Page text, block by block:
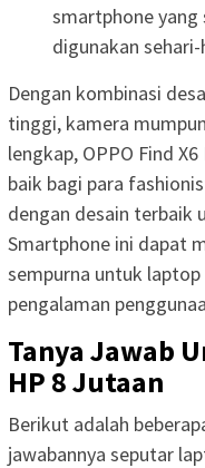
smartphone
digunakan sehari-
Dengan kombinasi
tinggi, kamera
lengkap, OPPO Find
baik bagi para
dengan desain terbaik
Smartphone ini dapat
sempurna untuk
pengalaman
Tanya Jawab
HP 8 Jutaan
Berikut adalah
jawabannya seputar